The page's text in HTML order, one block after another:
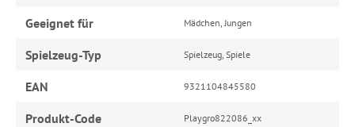
Geeignet für Mädchen, Jungen
Spielzeug-Typ Spielzeug, Spiele
EAN 9321104845580
Produkt-Code Playgro822086_xx